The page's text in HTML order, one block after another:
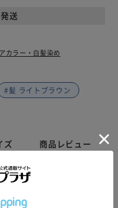
送
カラー・白髪染め
#髪 ライトブラウン
ズ 商品レビュー
を簡単カラーリング
合がございます。あらか